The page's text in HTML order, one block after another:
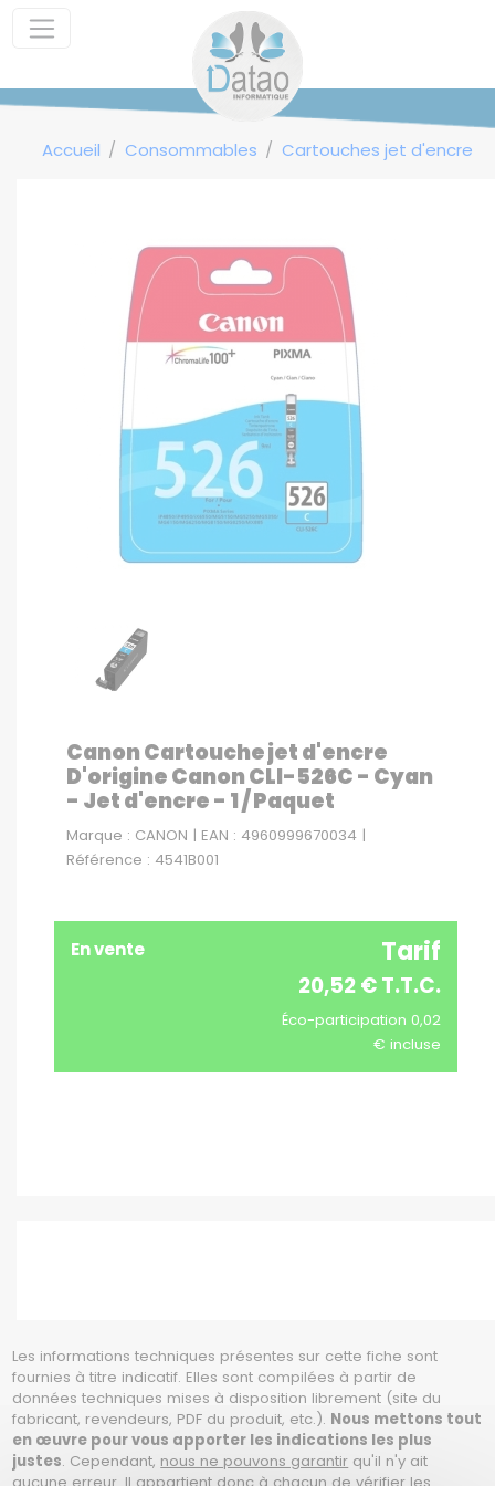
Accueil Consommables Cartouches jet d'encre
Canon Cartouche jet d'encre
D'origine Canon CLI-526C - Cyan
- Jet d'encre - 1 / Paquet
Marque : CANON | EAN : 4960999670034 |
Référence : 4541B001
En vente Tarif
20,52 € T.T.C.
Éco-participation 0,02
€ incluse
Les informations techniques présentes sur cette fiche sont
fournies à titre indicatif. Elles sont compilées à partir de
données techniques mises à disposition librement (site du
fabricant, revendeurs, PDF du produit, etc.). Nous mettons tout
en œuvre pour vous apporter les indications les plus
justes. Cependant, nous ne pouvons garantir qu'il n'y ait
Panneau de gestion des cookies